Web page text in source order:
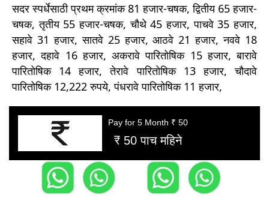
सदर स्पर्धेसाठी प्रथम क्रमांक 81 हजार-चषक, द्वितीय 65 हजार-
चषक, तृतीय 55 हजार-चषक, चौथे 45 हजार, पाचवे 35 हजार,
सहावे 31 हजार, सातवे 25 हजार, आठवे 21 हजार, नववे 18
हजार, दहावे 16 हजार, अकरावे पारितोषिक 15 हजार, बारावे
पारितोषिक 14 हजार, तेरावे पारितोषिक 13 हजार, चौदावे
पारितोषिक 12,222 रुपये, पंधरावे पारितोषिक 11 हजार,
Pay for 5 Month ₹ 50
₹ 50 पाच महिने